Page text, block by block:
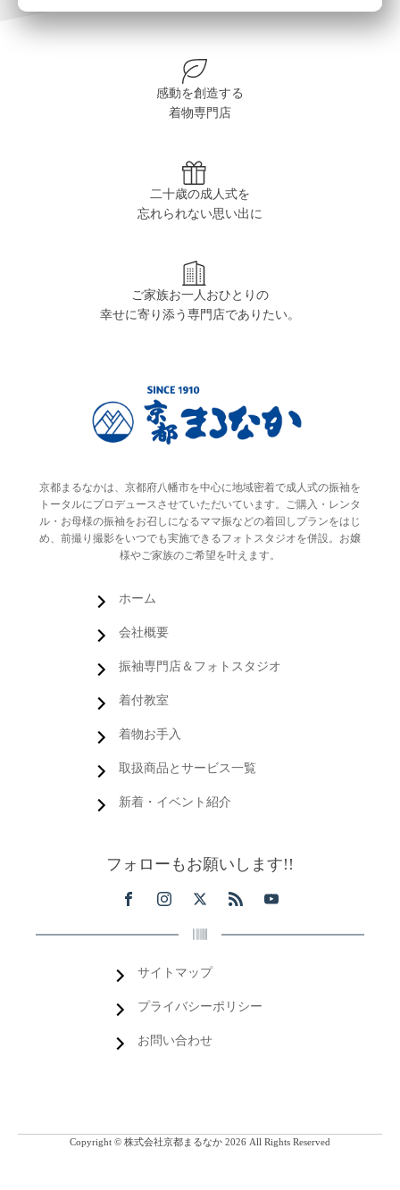
感動を創造する
着物専門店
二十歳の成人式を
忘れられない思い出に
ご家族お一人おひとりの
幸せに寄り添う専門店でありたい。
京都まるなかは、京都府八幡市を中心に地域密着で成人式の振袖を
トータルにプロデュースさせていただいています。ご購入・レンタ
ル・お母様の振袖をお召しになるママ振などの着回しプランをはじ
め、前撮り撮影をいつでも実施できるフォトスタジオを併設。お嬢
様やご家族のご希望を叶えます。
ホーム
会社概要
振袖専門店＆フォトスタジオ
着付教室
着物お手入
取扱商品とサービス一覧
新着・イベント紹介
フォローもお願いします!!
サイトマップ
プライバシーポリシー
お問い合わせ
Copyright © 株式会社京都まるなか 2026 All Rights Reserved